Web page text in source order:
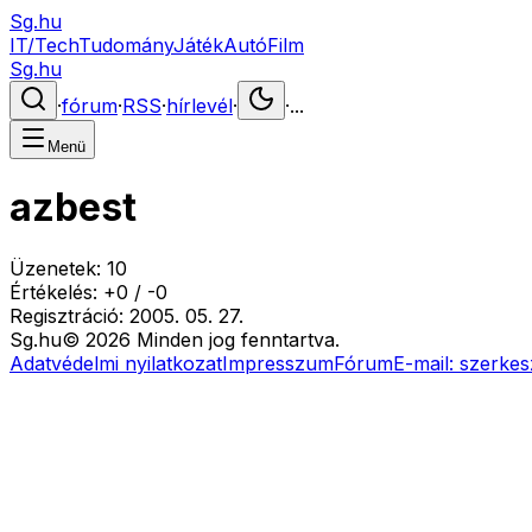
Sg.hu
IT/TechTudományJátékAutóFilm
Sg.hu
·fórum·RSS·hírlevél· ·...
Menü
azbest
Üzenetek: 10
Értékelés: +0 / -0
Regisztráció: 2005. 05. 27.
Sg.hu© 2026 Minden jog fenntartva.
Adatvédelmi nyilatkozatImpresszumFórumE-mail: